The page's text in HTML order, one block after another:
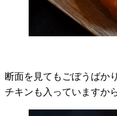
断面を見てもごぼうばか
チキンも入っていますか